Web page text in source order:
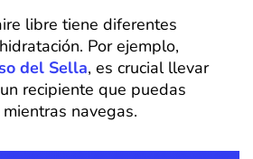
libre tiene diferentes
Por ejemplo,
del Sella, es crucial llevar
recipiente que puedas
navegas.